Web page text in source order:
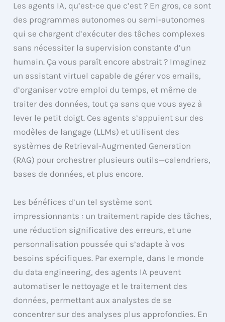
Les agents IA, qu’est-ce que c’est ? En gros, ce sont
des programmes autonomes ou semi-autonomes
qui se chargent d’exécuter des tâches complexes
sans nécessiter la supervision constante d’un
humain. Ça vous paraît encore abstrait ? Imaginez
un assistant virtuel capable de gérer vos emails,
d’organiser votre emploi du temps, et même de
traiter des données, tout ça sans que vous ayez à
lever le petit doigt. Ces agents s’appuient sur des
modèles de langage (LLMs) et utilisent des
systèmes de Retrieval-Augmented Generation
(RAG) pour orchestrer plusieurs outils—calendriers,
bases de données, et plus encore.
Les bénéfices d’un tel système sont
impressionnants : un traitement rapide des tâches,
une réduction significative des erreurs, et une
personnalisation poussée qui s’adapte à vos
besoins spécifiques. Par exemple, dans le monde
du data engineering, des agents IA peuvent
automatiser le nettoyage et le traitement des
données, permettant aux analystes de se
concentrer sur des analyses plus approfondies. En